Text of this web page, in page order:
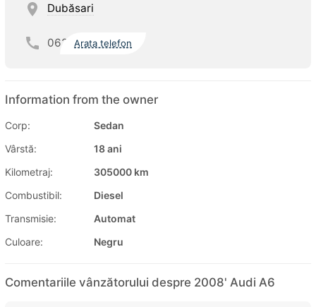
Dubăsari
062 Arata telefon
Information from the owner
Corp:
Sedan
Vârstă:
18 ani
Kilometraj:
305000 km
Combustibil:
Diesel
Transmisie:
Automat
Culoare:
Negru
Comentariile vânzătorului despre 2008' Audi A6